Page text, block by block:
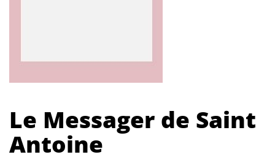
Le Messager de Saint
Antoine